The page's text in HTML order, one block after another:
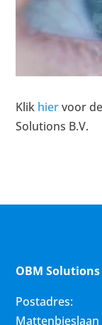
Klik hiervoor
Solutions B.V.
OBM Solutions
Postadres:
Mattenbieslaan